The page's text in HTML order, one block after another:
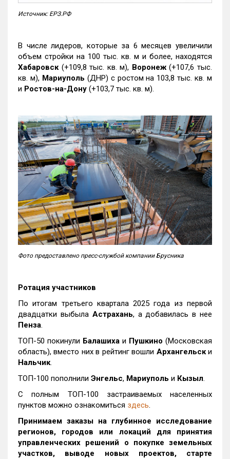
Источник: ЕРЗ.РФ
В числе лидеров, которые за 6 месяцев увеличили
объем стройки на 100 тыс. кв. м и более, находятся
Хабаровск (+109,8 тыс. кв. м), Воронеж(+107,6 тыс.
кв. м), Мариуполь (ДНР) с ростом на 103,8 тыс. кв. м
и Ростов-на-Дону (+103,7 тыс. кв. м).
Фото предоставлено пресс-службой компании Брусника
Ротация участников
По итогам третьего квартала 2025 года из первой
двадцатки выбыла Астрахань, а добавилась в нее
Пенза.
ТОП-50 покинули Балашиха и Пушкино (Московская
область), вместо них в рейтинг вошли Архангельски
Нальчик.
ТОП-100 пополнили Энгельс, Мариуполь и Кызыл.
С полным ТОП-100 застраиваемых населенных
пунктов можно ознакомиться здесь.
Принимаем заказы на глубинное исследование
регионов, городов или локаций для принятия
управленческих решений о покупке земельных
участков, выводе новых проектов, старте